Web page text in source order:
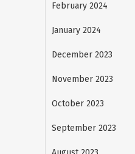
February 2024
January 2024
December 2023
November 2023
October 2023
September 2023